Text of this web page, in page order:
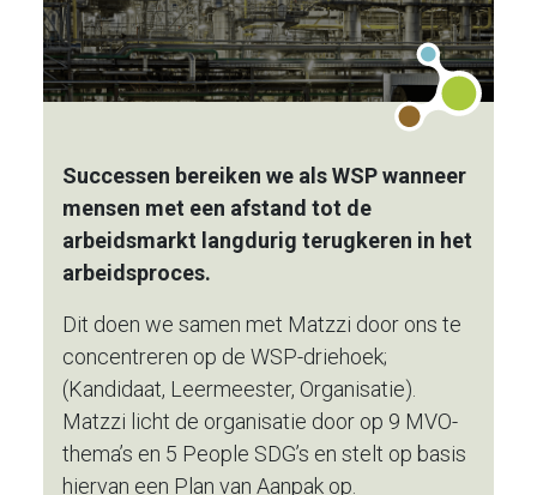
Successen bereiken we als WSP wanneer
mensen met een afstand tot de
arbeidsmarkt langdurig terugkeren in het
arbeidsproces.
Dit doen we samen met Matzzi door ons te
concentreren op de WSP-driehoek;
(Kandidaat, Leermeester, Organisatie).
Matzzi licht de organisatie door op 9 MVO-
thema’s en 5 People SDG’s en stelt op basis
hiervan een Plan van Aanpak op.